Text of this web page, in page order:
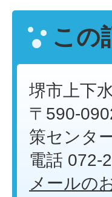
この
堺市上下
〒590-
策センタ
電話 072-
メールの